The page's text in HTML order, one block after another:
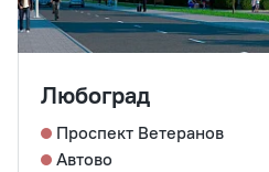
Любоград
Проспект Ветеранов
Автово